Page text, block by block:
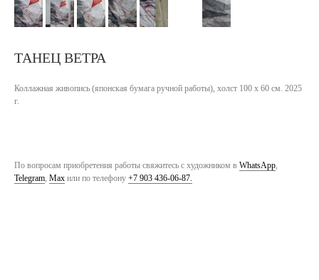
ТАНЕЦ ВЕТРА
Коллажная живопись (японская бумага ручной работы), холст 100 х 60 см. 2025
г.
По вопросам приобретения работы свяжитесь с художником в WhatsApp,
Telegram, Max или по телефону +7 903 436-06-87.